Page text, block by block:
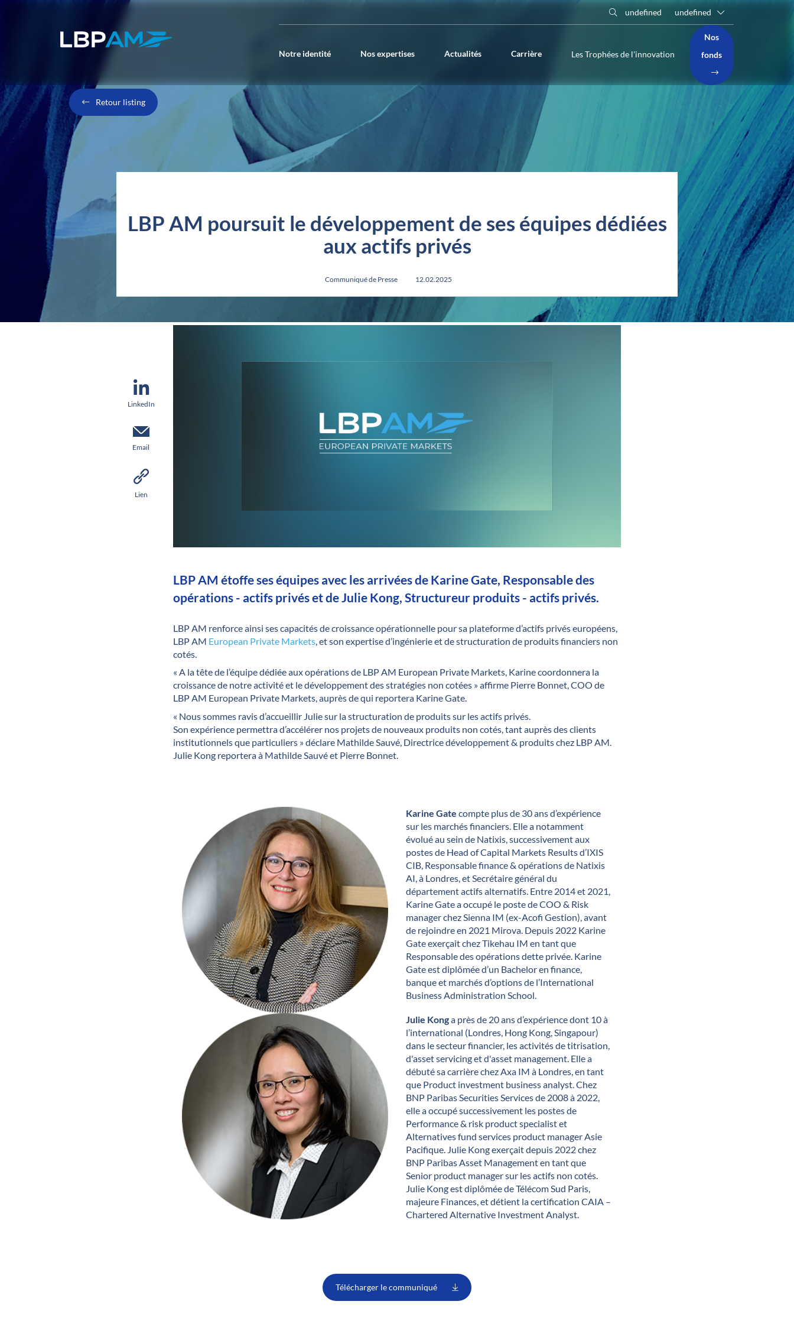
undefined undefined
Notre identité Nos expertises Actualités Carrière Les Trophées de l'innovation
Nos
fonds
Retour listing
LBP AM poursuit le développement de ses équipes dédiées
aux actifs privés
Communiqué de Presse 12.02.2025
LinkedIn
Email
Lien
LBP AM étoffe ses équipes avec les arrivées de Karine Gate, Responsable des
opérations - actifs privés et de Julie Kong, Structureur produits - actifs privés.
LBP AM renforce ainsi ses capacités de croissance opérationnelle pour sa plateforme d’actifs privés européens,
LBP AM European Private Markets, et son expertise d’ingénierie et de structuration de produits financiers non
cotés.
« A la tête de l’équipe dédiée aux opérations de LBP AM European Private Markets, Karine coordonnera la
croissance de notre activité et le développement des stratégies non cotées » affirme Pierre Bonnet, COO de
LBP AM European Private Markets, auprès de qui reportera Karine Gate.
« Nous sommes ravis d’accueillir Julie sur la structuration de produits sur les actifs privés.
Son expérience permettra d’accélérer nos projets de nouveaux produits non cotés, tant auprès des clients
institutionnels que particuliers » déclare Mathilde Sauvé, Directrice développement & produits chez LBP AM.
Julie Kong reportera à Mathilde Sauvé et Pierre Bonnet.
Karine Gate compte plus de 30 ans d’expérience
sur les marchés financiers. Elle a notamment
évolué au sein de Natixis, successivement aux
postes de Head of Capital Markets Results d’IXIS
CIB, Responsable finance & opérations de Natixis
AI, à Londres, et Secrétaire général du
département actifs alternatifs. Entre 2014 et 2021,
Karine Gate a occupé le poste de COO & Risk
manager chez Sienna IM (ex-Acofi Gestion), avant
de rejoindre en 2021 Mirova. Depuis 2022 Karine
Gate exerçait chez Tikehau IM en tant que
Responsable des opérations dette privée. Karine
Gate est diplômée d’un Bachelor en finance,
banque et marchés d’options de l’International
Business Administration School.
Julie Konga près de 20 ans d’expérience dont 10 à
l’international (Londres, Hong Kong, Singapour)
dans le secteur financier, les activités de titrisation,
d'asset servicing et d'asset management. Elle a
débuté sa carrière chez Axa IM à Londres, en tant
que Product investment business analyst. Chez
BNP Paribas Securities Services de 2008 à 2022,
elle a occupé successivement les postes de
Performance & risk product specialist et
Alternatives fund services product manager Asie
Pacifique. Julie Kong exerçait depuis 2022 chez
BNP Paribas Asset Management en tant que
Senior product manager sur les actifs non cotés.
Julie Kong est diplômée de Télécom Sud Paris,
majeure Finances, et détient la certification CAIA –
Chartered Alternative Investment Analyst.
Télécharger le communiqué